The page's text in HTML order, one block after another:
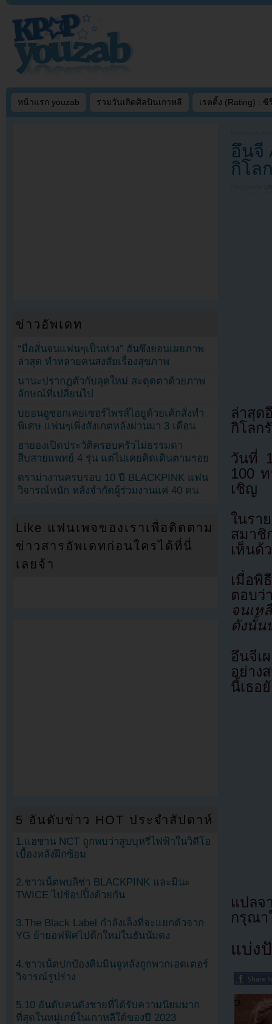
หน้าแรก youzab รวมวันเกิดศิลปินเกาหลี เรตติ้ง (Rating) : ซี
อึนจี
กิโล
ล่าสุด
กิโลก
วันที่
100
เชิญ
ในรา
สมาชิ
เห็นด้
เมื่อพิ
ตอบว่
จนเห
ดังนั้น
อึนจีเ
อย่าง
นี้เธอ
แปล
กรุณา
แบ่ง
ข่าวอัพเดท
“มือสั่นจนแฟนๆเป็นห่วง” ฮันซึงยอนเผยภาพ
ล่าสุด ทำหลายคนสงสัยเรื่องสุขภาพ
นานะปรากฏตัวกับลุคใหม่ สะดุดตาด้วยภาพ
ลักษณ์ที่เปลี่ยนไป
บยอนอูซอกเคยเซอร์ไพรส์ไอยูด้วยเค้กสั่งทำ
พิเศษ แฟนๆเพิ่งสังเกตหลังผ่านมา 3 เดือน
ฮายองเปิดประวัติครอบครัวไม่ธรรมดา
สืบสายแพทย์ 4 รุ่น แต่ไม่เคยคิดเดินตามรอย
ดราม่างานครบรอบ 10 ปี BLACKPINK แฟน
วิจารณ์หนัก หลังจำกัดผู้ร่วมงานแค่ 40 คน
Like แฟนเพจของเราเพื่อติดตาม
ข่าวสารอัพเดทก่อนใครได้ที่นี่
เลยจ้า
5 อันดับข่าว HOT ประจำสัปดาห์
1.แฮชาน NCT ถูกพบว่าสูบบุหรี่ไฟฟ้าในวิดีโอ
เบื้องหลังฝึกซ้อม
2.ชาวเน็ตพบลิซ่า BLACKPINK และมินะ
TWICE ไปช้อปปิ้งด้วยกัน
3.The Black Label กำลังเล็งที่จะแยกตัวจาก
YG ย้ายอฟฟิศไปตึกใหม่ในฮันนัมดง
4.ชาวเน็ตปกป้องคิมมินจูหลังถูกพวกเฮดเตอร์
วิจารณ์รูปร่าง
5.10 อันดับคนดังชายที่ได้รับความนิยมมาก
ที่สุดในหมู่เกย์ในเกาหลีใต้ของปี 2023